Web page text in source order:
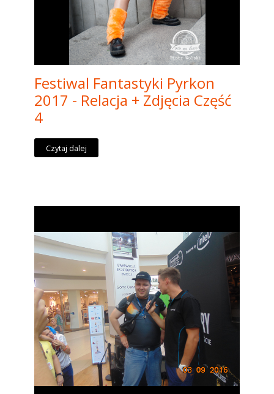
Festiwal Fantastyki Pyrkon
2017 - Relacja + Zdjęcia Część
4
Czytaj dalej